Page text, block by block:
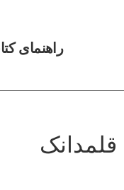
راهنمای
قلمدانک